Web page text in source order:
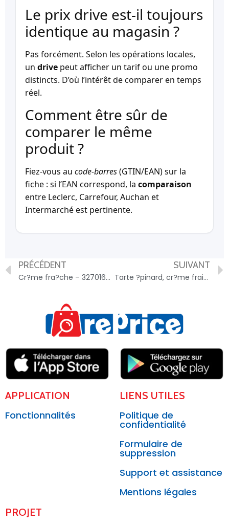
Le prix drive est-il toujours
identique au magasin ?
Pas forcément. Selon les opérations locales,
un drive peut afficher un tarif ou une promo
distincts. D’où l’intérêt de comparer en temps
réel.
Comment être sûr de
comparer le même
produit ?
Fiez-vous au code-barres(GTIN/EAN) sur la
fiche : si l’EAN correspond, la comparaison
entre Leclerc, Carrefour, Auchan et
Intermarché est pertinente.
PRÉCÉDENT
Cr?me fra?che – 3270160436033
SUIVANT
Tarte ?pinard, cr?me fraiche, pignon de pin, parmesan – 3270160711888
APPLICATION
Fonctionnalités
LIENS UTILES
Politique de
confidentialité
Formulaire de
suppression
Support et assistance
Mentions légales
PROJET